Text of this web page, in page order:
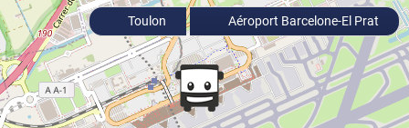
Toulon Aéroport Barcelone-El Prat